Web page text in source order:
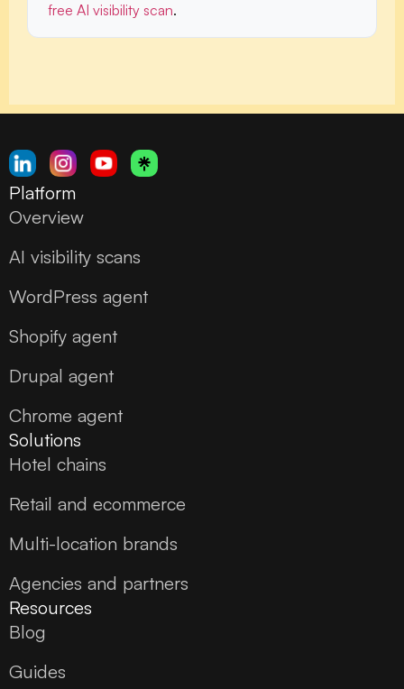
free AI visibility scan.
Platform
Overview
AI visibility scans
WordPress agent
Shopify agent
Drupal agent
Chrome agent
Solutions
Hotel chains
Retail and ecommerce
Multi-location brands
Agencies and partners
Resources
Blog
Guides